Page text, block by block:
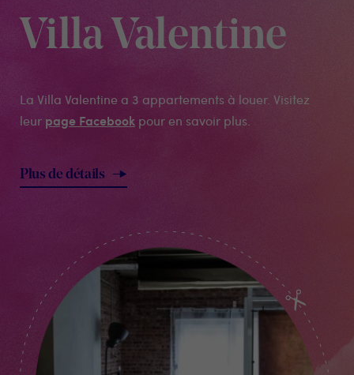
Villa Valentine
La Villa Valentine a 3 appartements à louer. Visitez
leur page Facebook pour en savoir plus.
Plus de détails